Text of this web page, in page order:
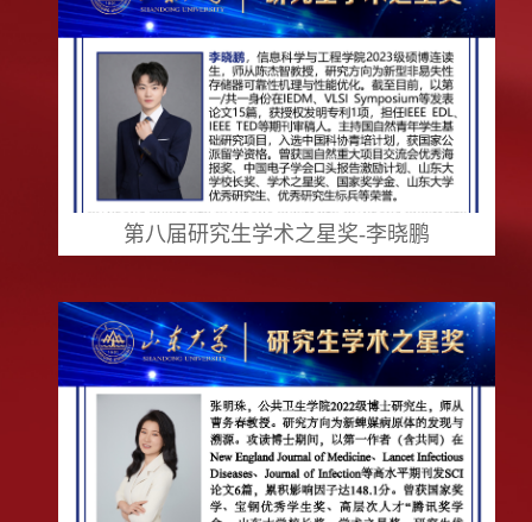
第八届研究生学术之星奖-李晓鹏